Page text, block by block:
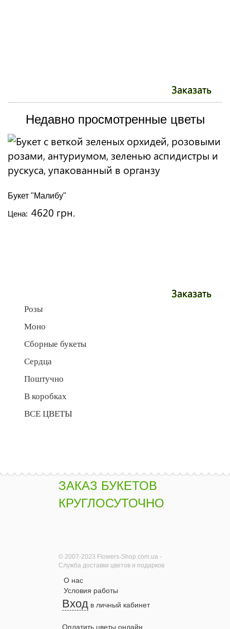
Заказать
Недавно просмотренные цветы
Букет "Малибу"
Цена: 4620 грн.
Заказать
Розы
Моно
Сборные букеты
Сердца
Поштучно
В коробках
ВСЕ ЦВЕТЫ
ЗАКАЗ БУКЕТОВ
КРУГЛОСУТОЧНО
© 2007-2023 Flowers-Shop.com.ua -
Служба доставки цветов и подарков
О нас
Условия работы
Вход в личный кабинет
Оплатить цветы онлайн